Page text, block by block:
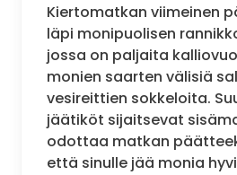
Kiertomatkan viimeinen
läpi monipuolisen
jossa on paljaita
monien saarten välisiä
vesireittien sokkeloita.
jäätiköt sijaitsevat
odottaa matkan
että sinulle jää monia